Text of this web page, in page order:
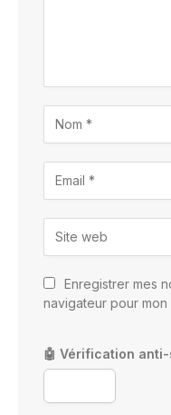
Enregistrer mes
navigateur pour
🤖 Vérification